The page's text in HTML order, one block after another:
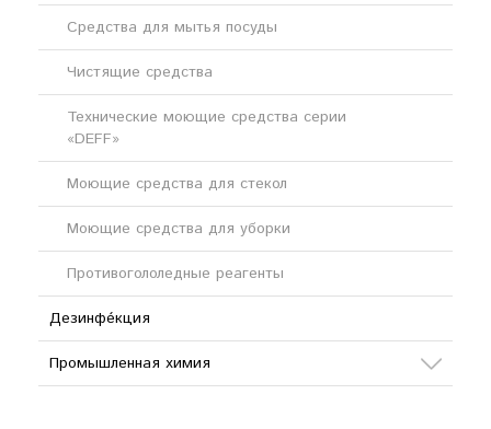
Средства для мытья посуды
Чистящие средства
Технические моющие средства серии
«DEFF»
Моющие средства для стекол
Моющие средства для уборки
Противогололедные реагенты
Дезинфе́кция
Промышленная химия